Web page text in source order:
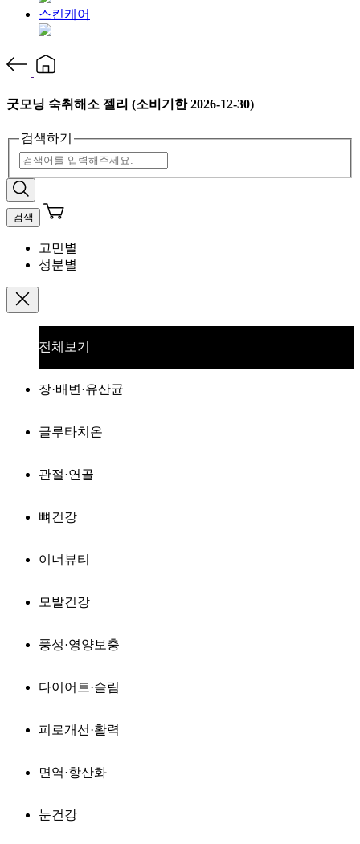
스킨케어
굿모닝 숙취해소 젤리 (소비기한 2026-12-30)
검색하기
검색
고민별
성분별
전체보기
장·배변·유산균
글루타치온
관절·연골
뼈건강
이너뷰티
모발건강
풍성·영양보충
다이어트·슬림
피로개선·활력
면역·항산화
눈건강